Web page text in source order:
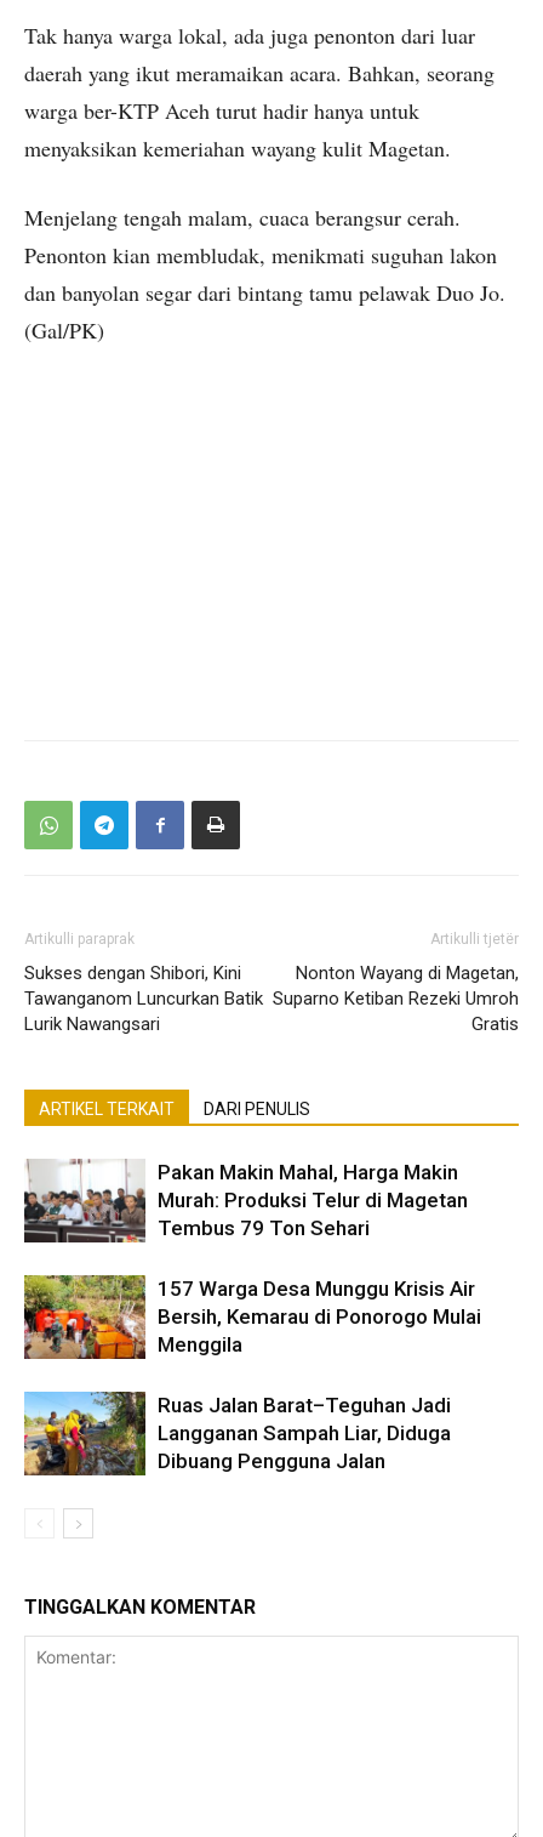
Tak hanya warga lokal, ada juga penonton dari luar
daerah yang ikut meramaikan acara. Bahkan, seorang
warga ber-KTP Aceh turut hadir hanya untuk
menyaksikan kemeriahan wayang kulit Magetan.
Menjelang tengah malam, cuaca berangsur cerah.
Penonton kian membludak, menikmati suguhan lakon
dan banyolan segar dari bintang tamu pelawak Duo Jo.
(Gal/PK)
Artikulli paraprak
Sukses dengan Shibori, Kini
Tawanganom Luncurkan Batik
Lurik Nawangsari
Artikulli tjetër
Nonton Wayang di Magetan,
Suparno Ketiban Rezeki Umroh
Gratis
ARTIKEL TERKAIT DARI PENULIS
Pakan Makin Mahal, Harga Makin
Murah: Produksi Telur di Magetan
Tembus 79 Ton Sehari
157 Warga Desa Munggu Krisis Air
Bersih, Kemarau di Ponorogo Mulai
Menggila
Ruas Jalan Barat–Teguhan Jadi
Langganan Sampah Liar, Diduga
Dibuang Pengguna Jalan
TINGGALKAN KOMENTAR